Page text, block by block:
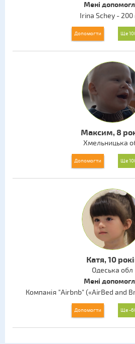
Мені
Irina Schey - 200
Допомогти Ще
Максим, 8
Хмельницька
Допомогти Ще
Катя, 10
Одеська обл
Мені
Компанія "Airbnb" («AirBed and
Допомогти Ще -